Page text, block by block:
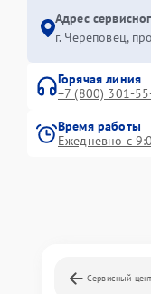
Адрес
г. Череповец,
Горячая линия
+7 (800) 301-
Время работы
Ежедневно с
Сервисный